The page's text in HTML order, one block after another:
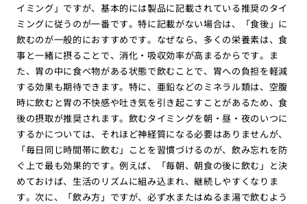
イミング」ですが、基本的には製品に記載されている推奨のタイ
ミングに従うのが一番です。特に記載がない場合は、「食後」に
飲むのが一般的におすすめです。なぜなら、多くの栄養素は、食
事と一緒に摂ることで、消化・吸収効率が高まるからです。ま
た、胃の中に食べ物がある状態で飲むことで、胃への負担を軽減
する効果も期待できます。特に、亜鉛などのミネラル類は、空腹
時に飲むと胃の不快感や吐き気を引き起こすことがあるため、食
後の摂取が推奨されます。飲むタイミングを朝・昼・夜のいつに
するかについては、それほど神経質になる必要はありませんが、
「毎日同じ時間帯に飲む」ことを習慣づけるのが、飲み忘れを防
ぐ上で最も効果的です。例えば、「毎朝、朝食の後に飲む」と決
めておけば、生活のリズムに組み込まれ、継続しやすくなりま
す。次に、「飲み方」ですが、必ず水またはぬるま湯で飲むよう